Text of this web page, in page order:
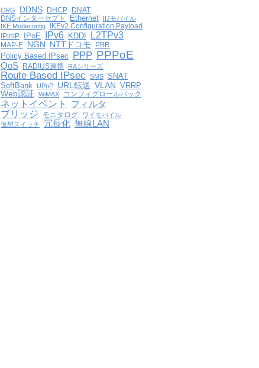
CRG DDNS DHCP DNAT
DNSインターセプト Ethernet
IIJモバイル
IKE Modeconfig
IKEv2 Configuration Payload
IPinIP
IPoE IPv6 KDDI L2TPv3
MAP-E NGN NTTドコモ PBR
Policy Based IPsec PPP PPPoE
QoS RADIUS連携 RAシリーズ
Route Based IPsec SMS SNAT
SoftBank UPnP URL転送 VLAN VRRP
Web認証
WiMAX コンフィグロールバック
ネットイベント
フィルタ
ブリッジ
モニタログ
ワイモバイル
仮想スイッチ
冗長化 無線LAN